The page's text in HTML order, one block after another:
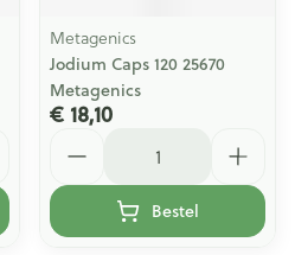
Metagenics
Jodium Caps 120 25670
Metagenics
€ 18,10
Bestel